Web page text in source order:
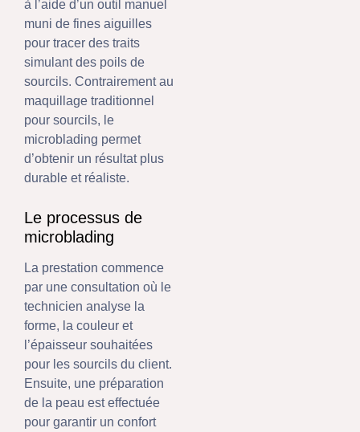
à l’aide d’un outil manuel
muni de fines aiguilles
pour tracer des traits
simulant des poils de
sourcils. Contrairement au
maquillage traditionnel
pour sourcils, le
microblading permet
d’obtenir un résultat plus
durable et réaliste.
Le processus de
microblading
La prestation commence
par une consultation où le
technicien analyse la
forme, la couleur et
l’épaisseur souhaitées
pour les sourcils du client.
Ensuite, une préparation
de la peau est effectuée
pour garantir un confort